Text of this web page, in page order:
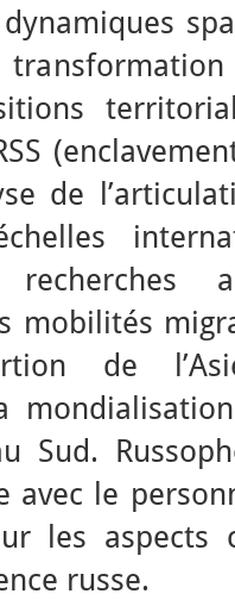
de
recherches
mobilités
de
Sud.
avec le
les aspects
russe.